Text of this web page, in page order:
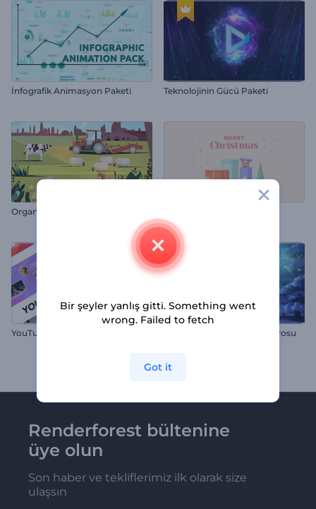
İnfografik Animasyon Paketi Teknolojinin Gücü Paketi
Organik Gıda Tanıtımı
YouTube Bitiş Ekranı Paketi Geceyarısı Ormanı Noel İntrosu
Renderforest bültenine
üye olun
Son haber ve tekliflerimiz ilk olarak size
ulaşsın
Bir şeyler yanlış gitti. Something went
wrong. Failed to fetch
Got it